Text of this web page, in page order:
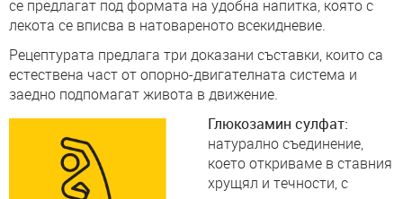
се предлагат под формата на удобна напитка, която с
лекота се вписва в натовареното всекидневие.
Рецептурата предлага три доказани съставки, които са
естествена част от опорно-двигателната система и
заедно подпомагат живота в движение.
Глюкозамин сулфат:
натурално съединение,
което откриваме в ставния
хрущял и течности, с